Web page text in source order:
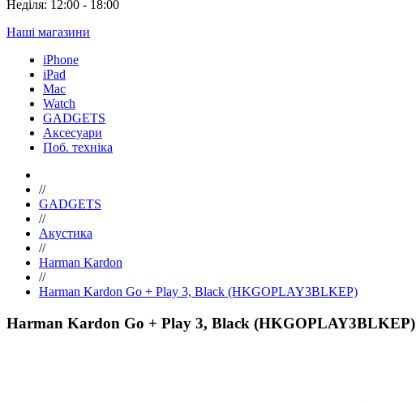
Неділя: 12:00 - 18:00
Наші магазини
iPhone
iPad
Mac
Watch
GADGETS
Аксесуари
Поб. техніка
//
GADGETS
//
Акустика
//
Harman Kardon
//
Harman Kardon Go + Play 3, Black (HKGOPLAY3BLKEP)
Harman Kardon Go + Play 3, Black (HKGOPLAY3BLKEP)